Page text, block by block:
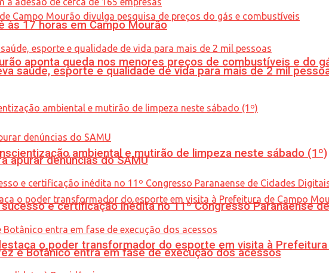
aponta queda nos menores preços de combustíveis e do
ambiental e mutirão de limpeza neste sábado (1º)
o poder transformador do esporte em visita à
às 17 horas em Campo Mourão
saúde, esporte e qualidade de vida para mais de 2 mil
apurar denúncias do SAMU
e certificação inédita no 11º Congresso Paranaense
e Botânico entra em fase de execução dos acessos